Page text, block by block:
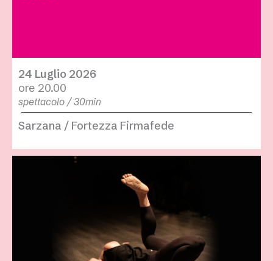
24 Luglio 2026
ore 20.00
spettacolo / 30min
Sarzana / Fortezza Firmafede